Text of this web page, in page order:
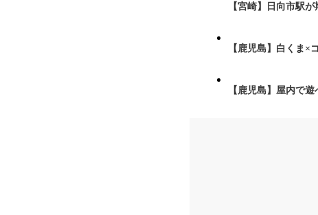
【宮崎】日向市駅
【鹿児島】白くま×
【鹿児島】屋内で